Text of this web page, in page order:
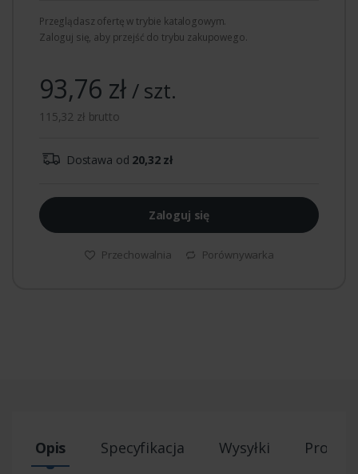
Przeglądasz ofertę w trybie katalogowym.
Zaloguj się, aby przejść do trybu zakupowego.
93,76 zł/ szt.
115,32 zł brutto
Dostawa od 20,32 zł
Zaloguj się
Przechowalnia Porównywarka
Opis Specyfikacja Wysyłki